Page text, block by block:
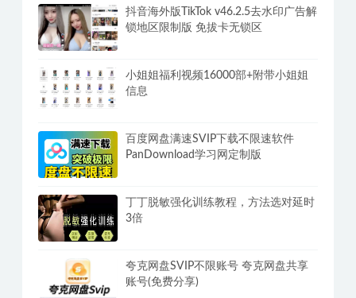
抖音海外版TikTok v46.2.5去水印广告解
锁地区限制版 免拔卡无锁区
小姐姐福利视频16000部+附带小姐姐
信息
百度网盘满速SVIP下载不限速软件
PanDownload学习网定制版
丁丁脱敏强化训练教程，方法选对延时
3倍
夸克网盘SVIP不限账号 夸克网盘共享
账号(免费分享)